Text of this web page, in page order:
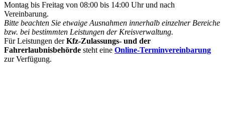
Montag bis Freitag von 08:00 bis 14:00 Uhr und nach
Vereinbarung.
Bitte beachten Sie etwaige Ausnahmen innerhalb einzelner Bereiche
bzw. bei bestimmten Leistungen der Kreisverwaltung.
Für Leistungen derKfz-Zulassungs- und der
Fahrerlaubnisbehörde steht eine Online-Terminvereinbarung
zur Verfügung.